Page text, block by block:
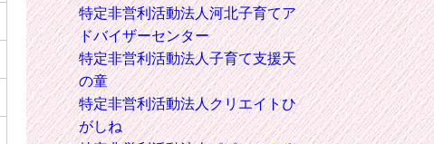
特定非営利活動法人河北子育てア
ドバイザーセンター
特定非営利活動法人子育て支援天
の童
特定非営利活動法人クリエイトひ
がしね